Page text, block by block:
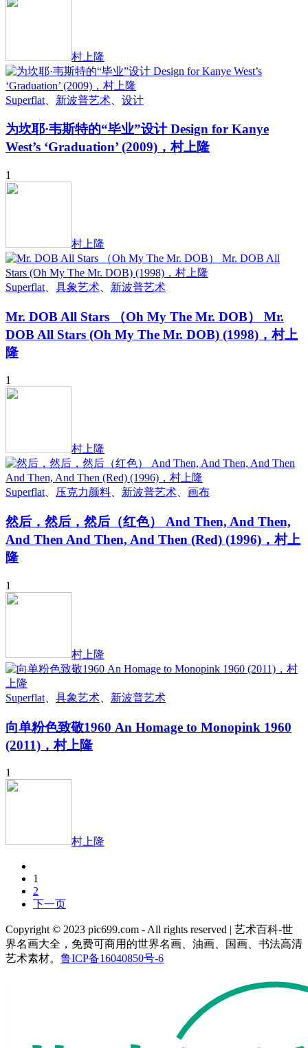
村上隆
Superflat 新波普艺术 设计
为坎耶·韦斯特的“毕业”设计 Design for Kanye
West’s ‘Graduation’ (2009)，村上隆
1
村上隆
Superflat 具象艺术 新波普艺术
Mr. DOB All Stars （Oh My The Mr. DOB） Mr.
DOB All Stars (Oh My The Mr. DOB) (1998)，村上
隆
1
村上隆
Superflat 压克力颜料 新波普艺术 画布
然后，然后，然后（红色） And Then, And Then,
And Then And Then, And Then (Red) (1996)，村上
隆
1
村上隆
Superflat 具象艺术 新波普艺术
向单粉色致敬1960 An Homage to Monopink 1960
(2011)，村上隆
1
村上隆
1
2
下一页
Copyright © 2023 pic699.com - All rights reserved | 艺术百科-世
界名画大全，免费可商用的世界名画、油画、国画、书法高清
艺术素材。 鲁ICP备16040850号-6